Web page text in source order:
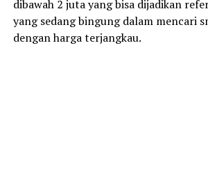
dibawah 2 juta yang bisa dijadikan
yang sedang bingung dalam mencari
dengan harga terjangkau.